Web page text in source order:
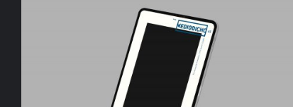
AÑADIR AL CARRITO /